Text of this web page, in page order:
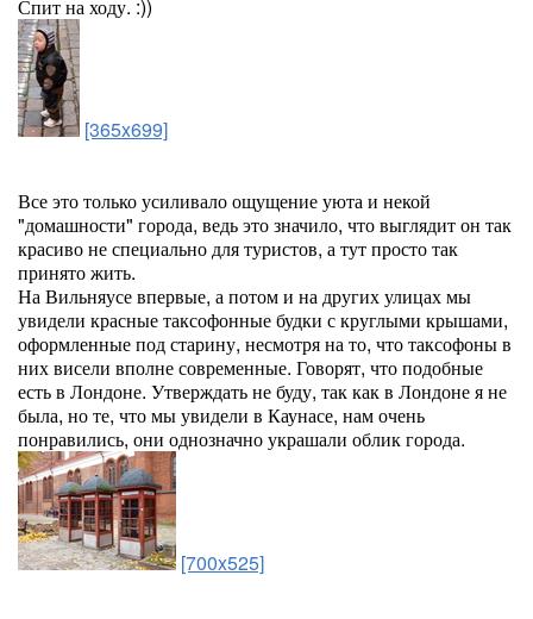
Спит на ходу. :))
[365x699]
Все это только усиливало ощущение уюта и некой
"домашности" города, ведь это значило, что выглядит он так
красиво не специально для туристов, а тут просто так
принято жить.
На Вильняусе впервые, а потом и на других улицах мы
увидели красные таксофонные будки с круглыми крышами,
оформленные под старину, несмотря на то, что таксофоны в
них висели вполне современные. Говорят, что подобные
есть в Лондоне. Утверждать не буду, так как в Лондоне я не
была, но те, что мы увидели в Каунасе, нам очень
понравились, они однозначно украшали облик города.
[700x525]